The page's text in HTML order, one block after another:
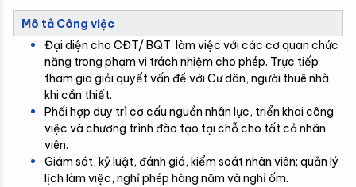
Mô tả Công việc
Đại diện cho CĐT/ BQT  làm việc với các cơ quan chức
năng trong phạm vi trách nhiệm cho phép. Trực tiếp
tham gia giải quyết vấn đề với Cư dân, người thuê nhà
khi cần thiết.
Phối hợp duy trì cơ cấu nguồn nhân lực, triển khai công
việc và chương trình đào tạo tại chỗ cho tất cả nhân
viên.
Giám sát, kỷ luật, đánh giá, kiểm soát nhân viên; quản lý
lịch làm việc, nghỉ phép hàng năm và nghỉ ốm.